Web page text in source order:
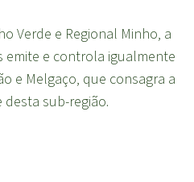
Verde e Regional Minho, a
emite e controla igualmente
e Melgaço, que consagra a
desta sub-região.